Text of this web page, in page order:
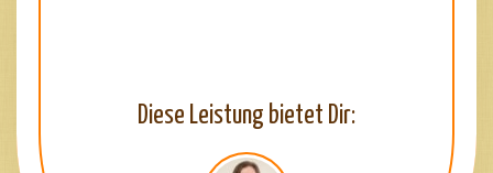
Diese Leistung bietet Dir: